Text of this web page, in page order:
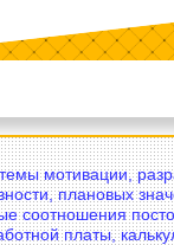
мотивации,
плановых
соотношения
платы,